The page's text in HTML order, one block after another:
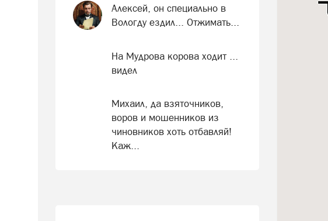
Алексей, он специально в
Вологду ездил... Отжимать...
На Мудрова корова ходит ...
видел
Михаил, да взяточников,
воров и мошенников из
чиновников хоть отбавляй!
Каж...